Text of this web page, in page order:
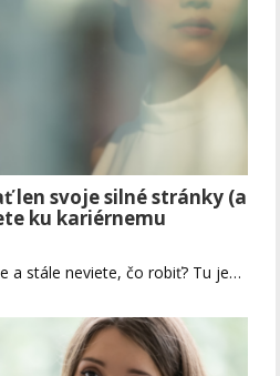
len svoje silné stránky (a
ku kariérnemu
a stále neviete, čo robiť? Tu je…